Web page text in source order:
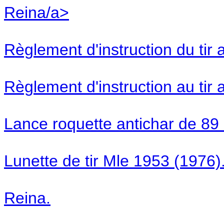
Reina/a>
Règlement d'instruction du tir
Règlement d'instruction au tir
Lance roquette antichar de
Lunette de tir Mle 1953
Reina.